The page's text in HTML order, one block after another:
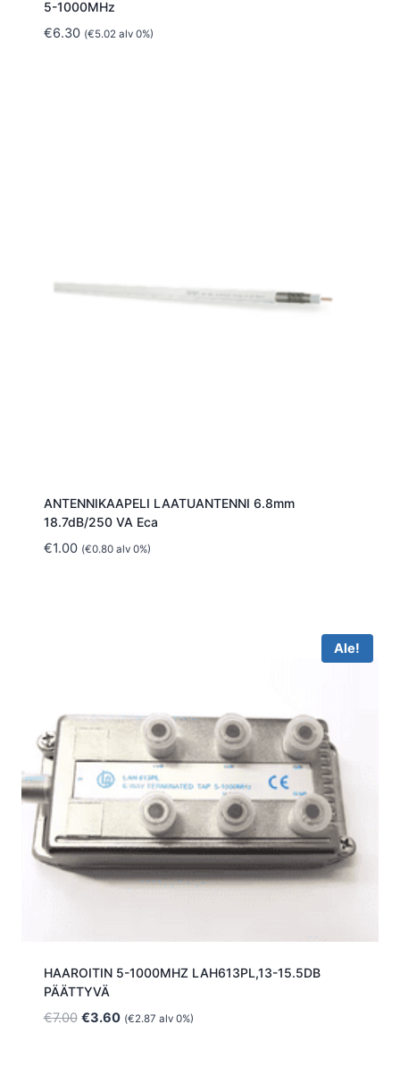
5-1000MHz
€6.30 (€5.02alv 0%)
ANTENNIKAAPELI LAATUANTENNI 6.8mm
18.7dB/250 VA Eca
€1.00 (€0.80alv 0%)
Ale!
HAAROITIN 5-1000MHZ LAH613PL,13-15.5DB
PÄÄTTYVÄ
€7.00 Alkuperäinen
€3.60Nykyinen
(€2.87 alv 0%)